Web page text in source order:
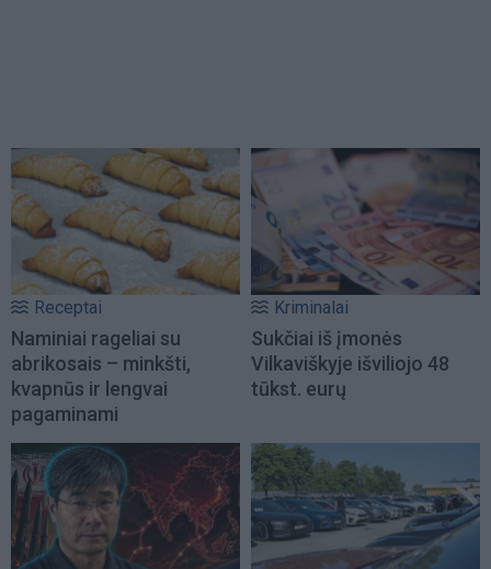
Receptai
Naminiai rageliai su
abrikosais – minkšti,
kvapnūs ir lengvai
pagaminami
Kriminalai
Sukčiai iš įmonės
Vilkaviškyje išviliojo 48
tūkst. eurų